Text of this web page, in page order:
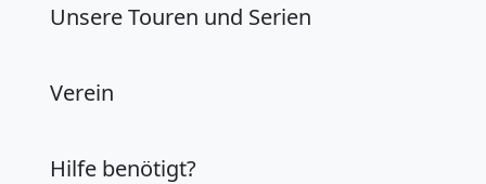
Unsere Touren und Serien
Verein
Hilfe benötigt?